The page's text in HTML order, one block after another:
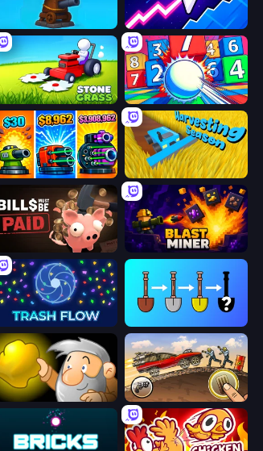
Furry Road Space Waves
Stone Grass: Mowing Simulator Entropy
Pumpkin Defense: Merge Cannon Harvesting Season
Bills Must Be Paid Blast Miner
Trash Flow
Gold Miner Earn to Die: Zombie Ride